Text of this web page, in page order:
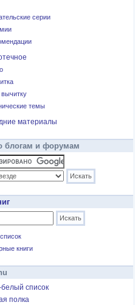
серии
вычитку
темы
материалы
блогам и форумам
книги
список
полка